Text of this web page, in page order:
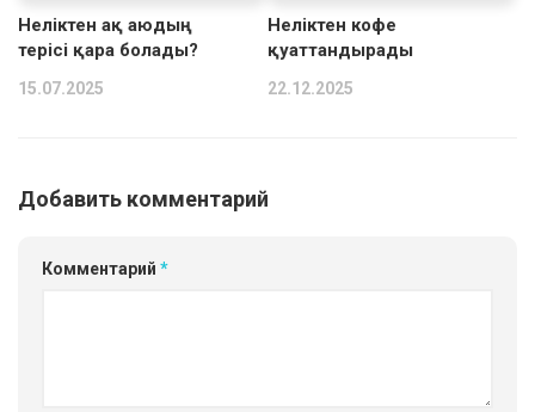
Неліктен ақ аюдың
терісі қара болады?
15.07.2025
Неліктен кофе
қуаттандырады
22.12.2025
Добавить комментарий
Комментарий *